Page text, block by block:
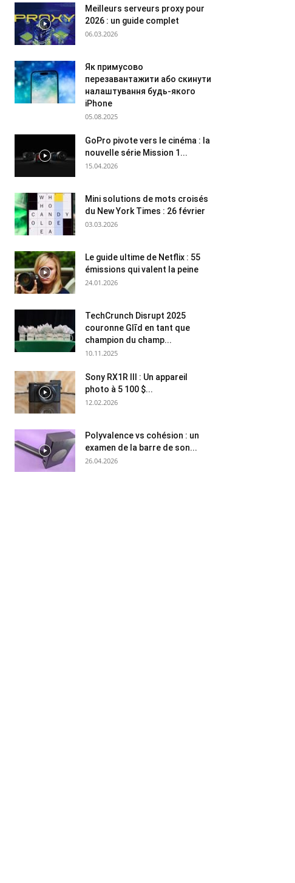
Meilleurs serveurs proxy pour
2026 : un guide complet
06.03.2026
Як примусово
перезавантажити або скинути
налаштування будь-якого
iPhone
05.08.2025
GoPro pivote vers le cinéma : la
nouvelle série Mission 1...
15.04.2026
Mini solutions de mots croisés
du New York Times : 26 février
03.03.2026
Le guide ultime de Netflix : 55
émissions qui valent la peine
24.01.2026
TechCrunch Disrupt 2025
couronne Glīd en tant que
champion du champ...
10.11.2025
Sony RX1R III : Un appareil
photo à 5 100 $...
12.02.2026
Polyvalence vs cohésion : un
examen de la barre de son...
26.04.2026